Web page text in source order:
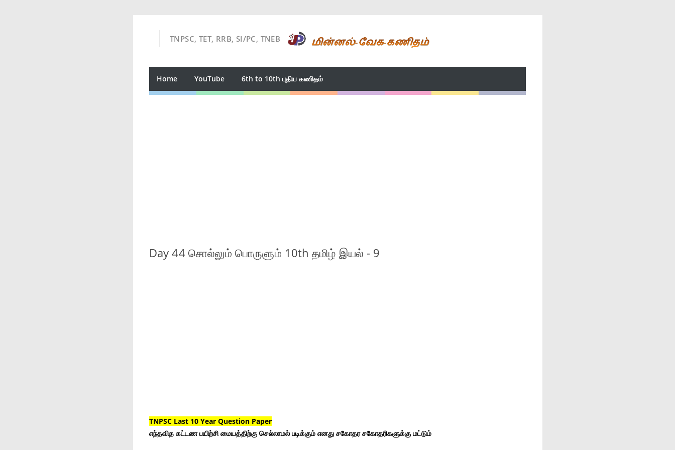
TNPSC, TET, RRB, SI/PC, TNEB
Home YouTube 6th to 10th புதிய கணிதம்
Day 44 சொல்லும் பொருளும் 10th தமிழ் இயல் - 9
TNPSC Last 10 Year Question Paper
எந்தவித கட்டண பயிற்சி மையத்திற்கு செல்லாமல் படிக்கும் எனது சகோதர சகோதரிகளுக்கு மட்டும்